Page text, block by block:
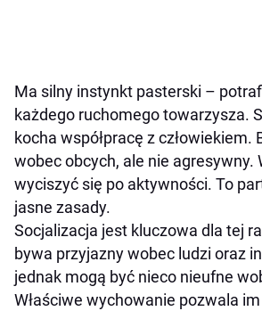
Ma silny instynkt pasterski –
każdego ruchomego towarzysza.
kocha współpracę z człowiekiem.
wobec obcych, ale nie agresywny.
wyciszyć się po aktywności. To
jasne zasady.
Socjalizacja jest kluczowa dla tej
bywa przyjazny wobec ludzi oraz
jednak mogą być nieco nieufne
Właściwe wychowanie pozwala